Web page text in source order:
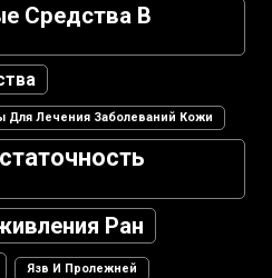
Средства В
Для Лечения Заболеваний Кожи
Ран
Язв И Пролежней